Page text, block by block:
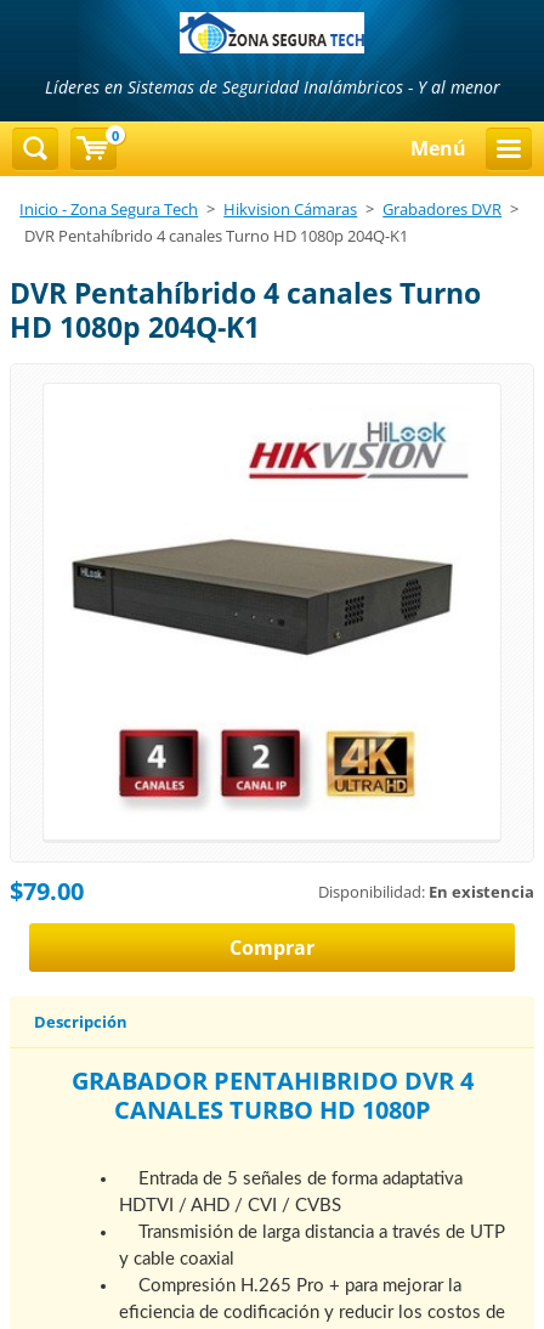
Líderes en Sistemas de Seguridad Inalámbricos - Y al menor
Menú
Inicio - Zona Segura Tech > Hikvision Cámaras > Grabadores DVR >
DVR Pentahíbrido 4 canales Turno HD 1080p 204Q-K1
DVR Pentahíbrido 4 canales Turno
HD 1080p 204Q-K1
Disponibilidad: En existencia
$79.00
Descripción
GRABADOR PENTAHIBRIDO DVR 4
CANALES TURBO HD 1080P
Entrada de 5 señales de forma adaptativa
HDTVI / AHD / CVI / CVBS
Transmisión de larga distancia a través de UTP
y cable coaxial
Compresión H.265 Pro + para mejorar la
eficiencia de codificación y reducir los costos de
0